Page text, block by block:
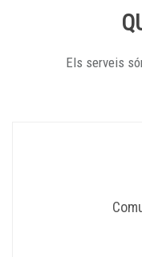
Els serveis